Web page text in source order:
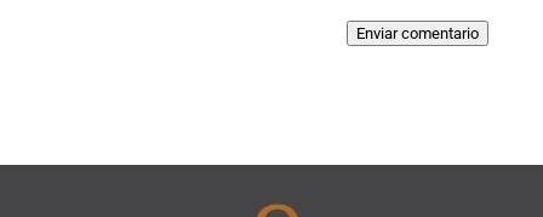
Enviar comentario